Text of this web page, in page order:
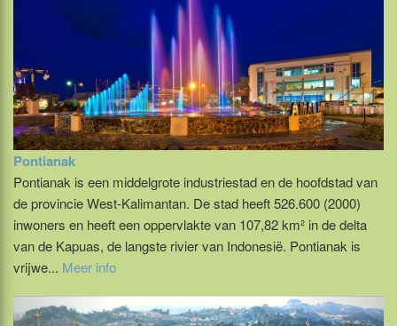
Pontianak
Pontianak is een middelgrote industriestad en de hoofdstad van
de provincie West-Kalimantan. De stad heeft 526.600 (2000)
inwoners en heeft een oppervlakte van 107,82 km² in de delta
van de Kapuas, de langste rivier van Indonesië. Pontianak is
vrijwe... Meer info